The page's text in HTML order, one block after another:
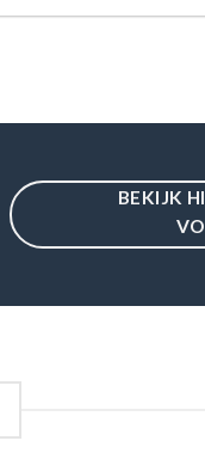
BEKIJK